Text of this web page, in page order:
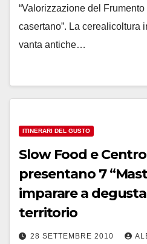
“Valorizzazione del Frumento
casertano”. La cerealicoltura
vanta antiche…
ITINERARI DEL GUSTO
Slow Food e
presentano 7
imparare a
territorio
28 SETTEMBRE 2010